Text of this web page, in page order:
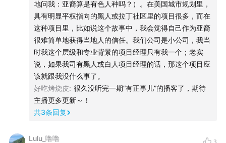
本期故事基于真实经历创作，人物、地点与细节经过处
理，不完全对应现实。
BGM 来自于《+bien》（Gustavo Cerati）。
图片借助AI处理。
📩邮箱：urban.myths.podcast@outlook.com
📗公众号：不成熟研究
地问我：亚裔算是有色人种吗？）。在美国城市规划里，
具有明显平权指向的黑人或拉丁社区里的项目很多，而在
这种项目里，比如说这个故事中，我会觉得自己作为亚裔
很难简单地获得当地人的信任。我们公司是小公司，我当
时我这个层级和专业背景的项目经理只有我一个；老实
说，如果我司有黑人或白人项目经理的话，那这个项目应
该就跟我没什么事了。
好吃烤烧皮: 很久没听完一期“有正事儿”的播客了，期待
主播更多更新～！
共3条回复
Lulu_噜噜